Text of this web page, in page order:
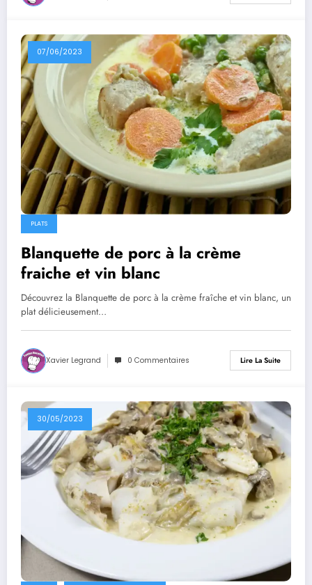
07/06/2023
PLATS
Blanquette de porc à la crème
fraiche et vin blanc
Découvrez la Blanquette de porc à la crème fraîche et vin blanc, un
plat délicieusement…
Xavier Legrand 0 Commentaires Lire La Suite
30/05/2023